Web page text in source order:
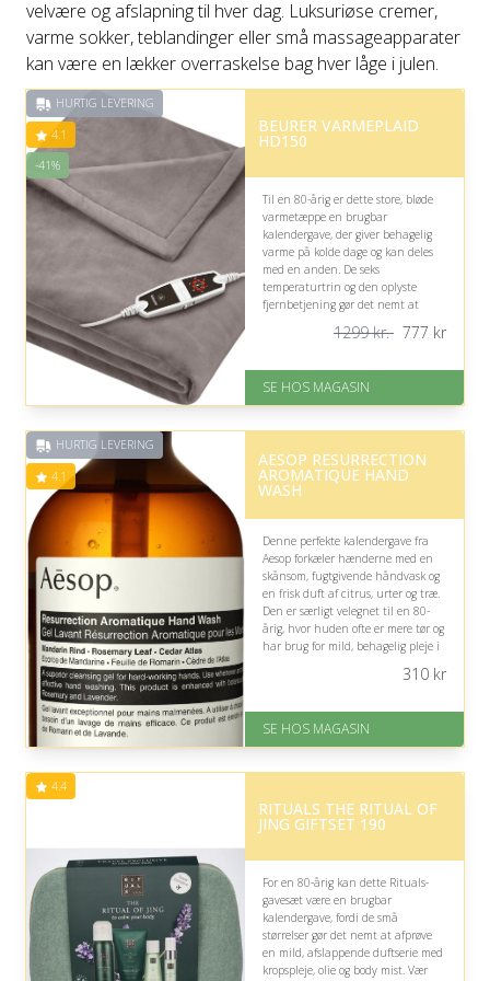
velvære og afslapning til hver dag. Luksuriøse cremer,
varme sokker, teblandinger eller små massageapparater
kan være en lækker overraskelse bag hver låge i julen.
HURTIG LEVERING
4.1
-41%
BEURER VARMEPLAID
HD150
Til en 80-årig er dette store, bløde
varmetæppe en brugbar
kalendergave, der giver behagelig
varme på kolde dage og kan deles
med en anden. De seks
temperaturtrin og den oplyste
fjernbetjening gør det nemt at
være upraktisk alene.
På lager
Levering: 1-3 dage
af 5
kr.)
1299 kr. 777 kr
SE HOS MAGASIN
HURTIG LEVERING
4.1
AESOP RESURRECTION
AROMATIQUE HAND
WASH
Denne perfekte kalendergave fra
Aesop forkæler hænderne med en
skånsom, fugtgivende håndvask og
en frisk duft af citrus, urter og træ.
Den er særligt velegnet til en 80-
årig, hvor huden ofte er mere tør og
har brug for mild, behagelig pleje i
God Trustpilot rating på 4.1 ud
310kr
SE HOS MAGASIN
4.4
RITUALS THE RITUAL OF
JING GIFTSET 190
For en 80-årig kan dette Rituals-
gavesæt være en brugbar
kalendergave, fordi de små
størrelser gør det nemt at afprøve
en mild, afslappende duftserie med
kropspleje, olie og body mist. Vær